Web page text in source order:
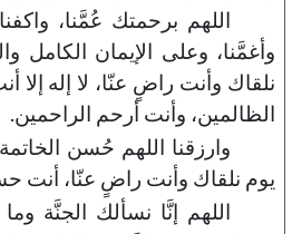
اللهم برحمتك عُمَّنا،
وأغمَّنا، وعلى الإيمان الكامل
نلقاك وأنت راضٍ عنّا، لا إله إلا
الظالمين، وأنت أرحم الراحمين.
وارزقنا اللهم حُسن
يوم نلقاك وأنت راضٍ عنّا، أنت
اللهم إنَّا نسألك الجنَّة